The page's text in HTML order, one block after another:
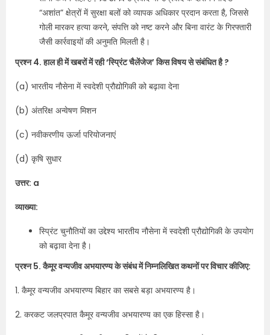
“अशांत” क्षेत्रों में सुरक्षा बलों को व्यापक अधिकार प्रदान करता है, जिससे
गोली मारकर हत्या करने, संपत्ति को नष्ट करने और बिना वारंट के गिरफ्तारी
जैसी कार्रवाइयों की अनुमति मिलती है।
प्रश्न 4. हाल ही में खबरों में रही ‘स्प्रिंट चैलेंजेज’ किस विषय से संबंधित है ?
(a) भारतीय नौसेना में स्वदेशी प्रौद्योगिकी को बढ़ावा देना
(b) अंतरिक्ष अन्वेषण मिशन
(c) नवीकरणीय ऊर्जा परियोजनाएं
(d) कृषि सुधार
उत्तर: a
व्याख्या:
स्प्रिंट चुनौतियों का उद्देश्य भारतीय नौसेना में स्वदेशी प्रौद्योगिकी के उपयोग
को बढ़ावा देना है।
प्रश्न 5. कैमूर वन्यजीव अभयारण्य के संबंध में निम्नलिखित कथनों पर विचार कीजिए:
1. कैमूर वन्यजीव अभयारण्य बिहार का सबसे बड़ा अभयारण्य है।
2. करकट जलप्रपात कैमूर वन्यजीव अभयारण्य का एक हिस्सा है।